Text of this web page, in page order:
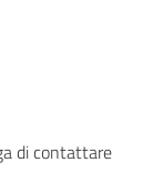
di contattare